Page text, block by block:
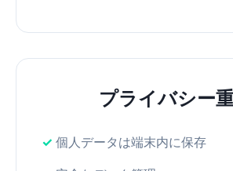
プライバシー
個人データは端末内に保存